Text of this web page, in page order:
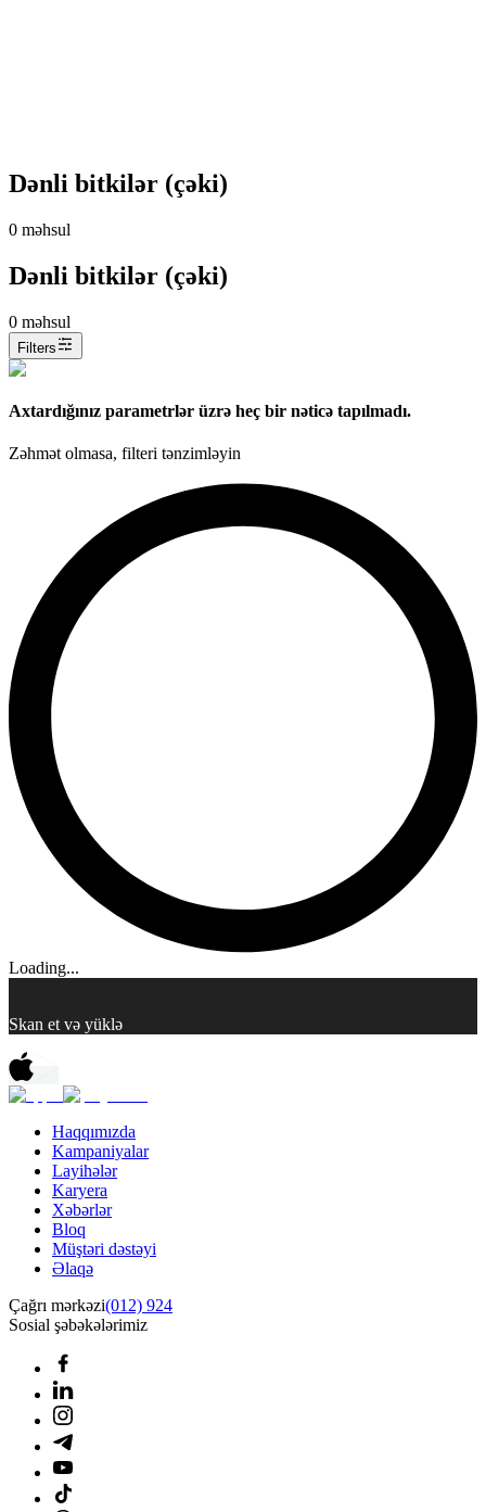
Dənli bitkilər (çəki)
0 məhsul
Dənli bitkilər (çəki)
0 məhsul
Filters
Axtardığınız parametrlər üzrə heç bir nəticə tapılmadı.
Zəhmət olmasa, filteri tənzimləyin
Loading...
Skan et və yüklə
Haqqımızda
Kampaniyalar
Layihələr
Karyera
Xəbərlər
Bloq
Müştəri dəstəyi
Əlaqə
Çağrı mərkəzi(012) 924
Sosial şəbəkələrimiz